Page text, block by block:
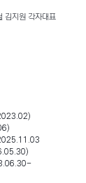
김지원 각자대표